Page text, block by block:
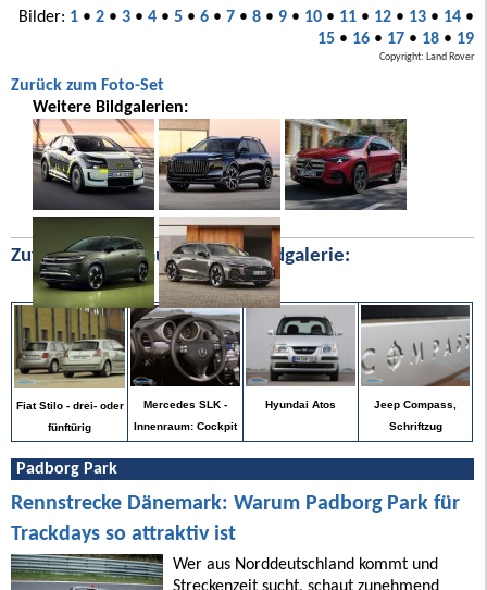
Bilder: 1• 2• 3• 4• 5• 6• 7• 8• 9• 10• 11• 12• 13• 14•
15• 16• 17• 18• 19
Copyright: Land Rover
Zurück zum Foto-Set
Weitere Bildgalerien:
Zufällige Bilder aus unserer Bildgalerie:
Fiat Stilo - drei- oder
fünftürig
Mercedes SLK -
Innenraum: Cockpit
Hyundai Atos
Jeep Compass,
Schriftzug
Padborg Park
Rennstrecke Dänemark: Warum Padborg Park für
Trackdays so attraktiv ist
Wer aus Norddeutschland kommt und
Streckenzeit sucht, schaut zunehmend